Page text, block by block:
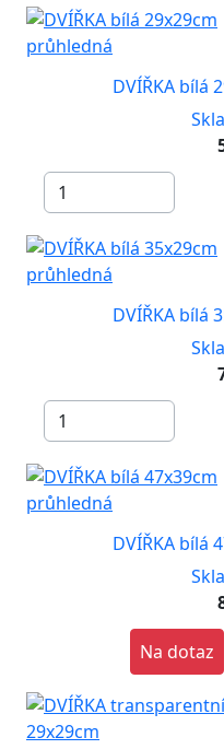
DVÍŘKA bílá
DVÍŘKA bílá
DVÍŘKA bílá
Na dotaz